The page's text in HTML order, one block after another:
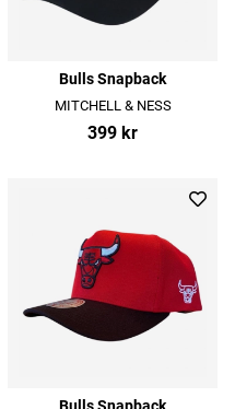
Bulls Snapback
MITCHELL & NESS
399 kr